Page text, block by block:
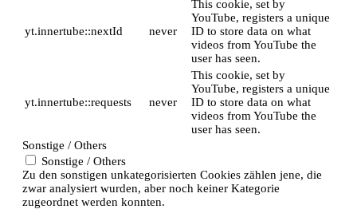
yt.innertube::nextId never
This cookie, set by
YouTube, registers a unique
ID to store data on what
videos from YouTube the
user has seen.
yt.innertube::requests never
This cookie, set by
YouTube, registers a unique
ID to store data on what
videos from YouTube the
user has seen.
Sonstige / Others
Sonstige / Others
Zu den sonstigen unkategorisierten Cookies zählen jene, die
zwar analysiert wurden, aber noch keiner Kategorie
zugeordnet werden konnten.